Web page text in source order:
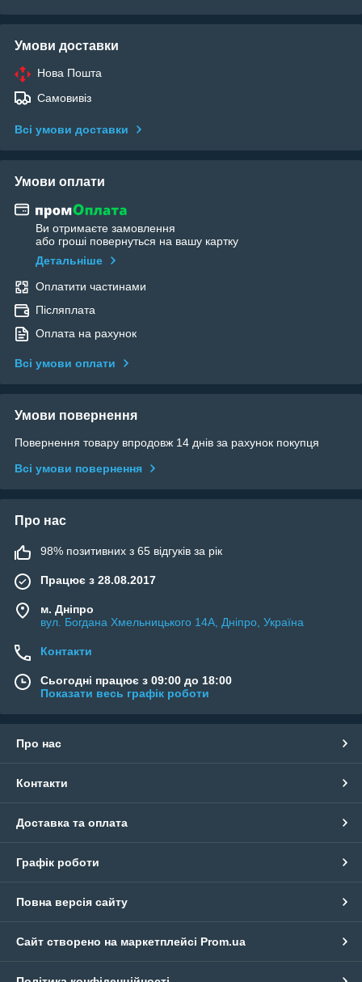
Умови доставки
Нова Пошта
Самовивіз
Всі умови доставки
Умови оплати
Ви отримаєте замовлення
або гроші повернуться на вашу картку
Детальніше
Оплатити частинами
Післяплата
Оплата на рахунок
Всі умови оплати
Умови повернення
Повернення товару впродовж 14 днів за рахунок покупця
Всі умови повернення
Про нас
98% позитивних з 65 відгуків за рік
Працює з 28.08.2017
м. Дніпро
вул. Богдана Хмельницького 14А, Дніпро, Україна
Контакти
Сьогодні працює з 09:00 до 18:00
Показати весь графік роботи
Про нас
Контакти
Доставка та оплата
Графік роботи
Повна версія сайту
Сайт створено на маркетплейсі Prom.ua